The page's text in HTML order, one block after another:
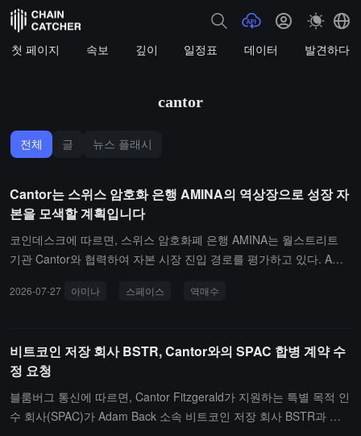
첫 페이지 속보 깊이 일정표 데이터 발견하다
cantor
전체 글 뉴스 플래시
Cantor는 스위스 암호화 은행 AMINA의 역상장으로 성장 자
본을 모색할 계획입니다
코인데스크에 따르면, 스위스 암호화폐 은행 AMINA는 월스트리트
기관 Cantor와 협력하여 자본 시장 진입 경로를 평가하고 있다. AMI
를 인수하여 역상장하는 쪽으로 더 기울고 있지만, 아직 최종 결정을
떤 SPAC이나 DAT와도 협상 중이 아니라고 밝혔다. AMINA의 전신은
SEBA Bank로, 스위스 FINMA의 규제를 받으며 암호화 거래, 수탁,
스테이킹 및 대출 서비스를 제공하고 있으며, 사업은 아부다비, 홍콩
및 인도로 확장되었고, 2025년 말까지 Tier 1 자본은 7460만 스위스
2026-07-27 아미나 스페이스 역매수
비트코인 저장 회사 BSTR, Cantor와의 SPAC 합병 계약 수
정 요청
블룸버그 통신에 따르면, Cantor Fitzgerald가 지원하는 특별 목적 인
수 회사(SPAC)가 Adam Back 소속 비트코인 저장 회사 BSTR과 함